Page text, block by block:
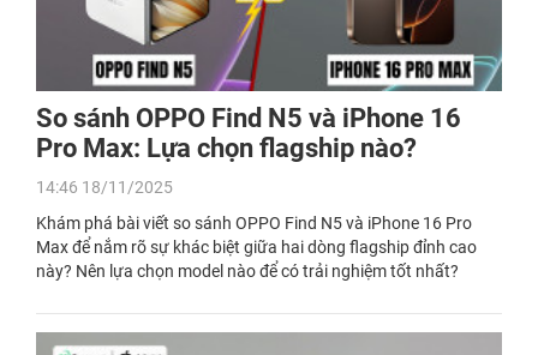
So sánh OPPO Find N5 và iPhone 16
Pro Max: Lựa chọn flagship nào?
14:46 18/11/2025
Khám phá bài viết so sánh OPPO Find N5 và iPhone 16 Pro
Max để nắm rõ sự khác biệt giữa hai dòng flagship đỉnh cao
này? Nên lựa chọn model nào để có trải nghiệm tốt nhất?